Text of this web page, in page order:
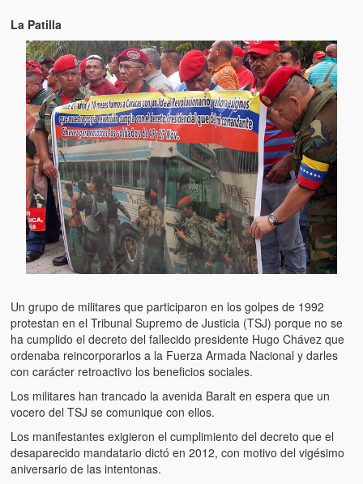
La Patilla
Un grupo de militares que participaron en los golpes de 1992
protestan en el Tribunal Supremo de Justicia (TSJ) porque no se
ha cumplido el decreto del fallecido presidente Hugo Chávez que
ordenaba reincorporarlos a la Fuerza Armada Nacional y darles
con carácter retroactivo los beneficios sociales.
Los militares han trancado la avenida Baralt en espera que un
vocero del TSJ se comunique con ellos.
Los manifestantes exigieron el cumplimiento del decreto que el
desaparecido mandatario dictó en 2012, con motivo del vigésimo
aniversario de las intentonas.